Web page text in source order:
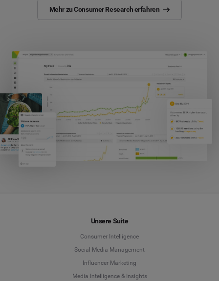
Mehr zu Consumer Research erfahren
Unsere Suite
Consumer Intelligence
Social Media Management
Influencer Marketing
Media Intelligence & Insights